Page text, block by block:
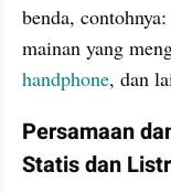
benda,
handphone, dan
Persamaan
Statis dan